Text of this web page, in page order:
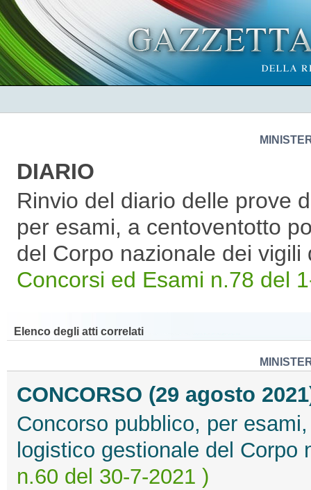
DIARIO
Rinvio del diario delle prove
per esami, a centoventotto
del Corpo nazionale dei
Concorsi ed Esami n.78 del
Elenco degli atti correlati
CONCORSO (29 agosto
Concorso pubblico, per
logistico gestionale del
n.60 del 30-7-2021 )